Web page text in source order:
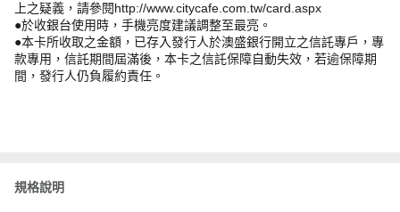
上之疑義，請參閱http://www.citycafe.com.tw/card.aspx
●於收銀台使用時，手機亮度建議調整至最亮。
●本卡所收取之金額，已存入發行人於澳盛銀行開立之信託專戶，專
款專用，信託期間屆滿後，本卡之信託保障自動失效，若逾保障期
間，發行人仍負履約責任。
規格說明